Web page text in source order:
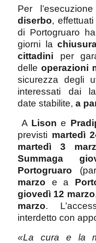
Per
diserbo,
di Portogruaro
giorni la
cittadini per
delle operazioni
sicurezza degli
interessati dai
date stabilite, a
A Lison e
previsti martedì
martedì 3
Summaga
Portogruaro
marzo e a
giovedì 12 marzo
marzo.
interdetto con
«La cura e la